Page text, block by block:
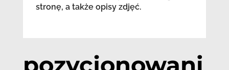
stronę, a także opisy zdjęć.